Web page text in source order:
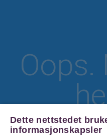
Oops.
Dette nettstedet
informasjonskapsler